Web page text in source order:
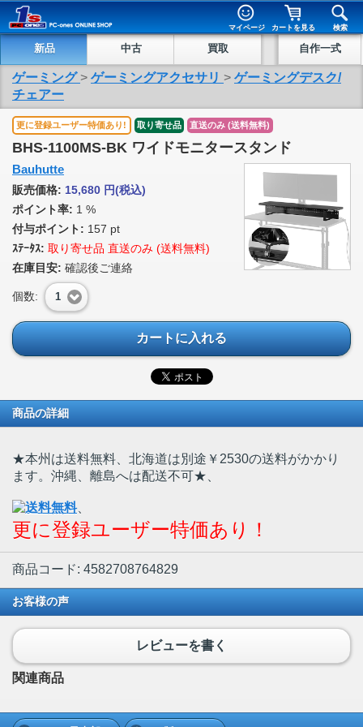
マイページ カートを見る 検索
新品 中古 買取 自作一式
ゲーミング > ゲーミングアクセサリ > ゲーミングデスク/
チェアー
更に登録ユーザー特価あり! 取り寄せ品 直送のみ (送料無料)
BHS-1100MS-BK ワイドモニタースタンド
Bauhutte
販売価格: 15,680 円(税込)
ポイント率: 1 %
付与ポイント: 157 pt
ｽﾃｰﾀｽ: 取り寄せ品 直送のみ (送料無料)
在庫目安: 確認後ご連絡
個数: 1
カートに入れる
商品の詳細
★本州は送料無料、北海道は別途￥2530の送料がかかり
ます。沖縄、離島へは配送不可★
、
更に登録ユーザー特価あり！
商品コード: 4582708764829
お客様の声
レビューを書く
関連商品